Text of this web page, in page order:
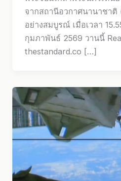
จากสถานีอวกาศนานาชาติ
อย่างสมบูรณ์ เมื่อเวลา
กุมภาพันธ์ 2569 วานนี้
thestandard.co […]